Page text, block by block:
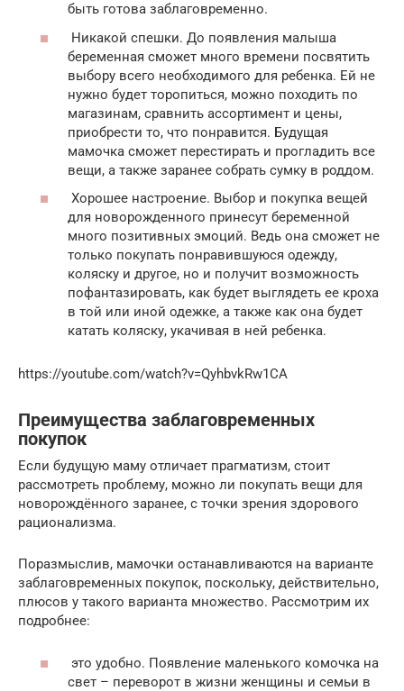
быть готова заблаговременно.
Никакой спешки. До появления малыша
беременная сможет много времени посвятить
выбору всего необходимого для ребенка. Ей не
нужно будет торопиться, можно походить по
магазинам, сравнить ассортимент и цены,
приобрести то, что понравится. Будущая
мамочка сможет перестирать и прогладить все
вещи, а также заранее собрать сумку в роддом.
Хорошее настроение. Выбор и покупка вещей
для новорожденного принесут беременной
много позитивных эмоций. Ведь она сможет не
только покупать понравившуюся одежду,
коляску и другое, но и получит возможность
пофантазировать, как будет выглядеть ее кроха
в той или иной одежке, а также как она будет
катать коляску, укачивая в ней ребенка.
https://youtube.com/watch?v=QyhbvkRw1CA
Преимущества заблаговременных
покупок
Если будущую маму отличает прагматизм, стоит
рассмотреть проблему, можно ли покупать вещи для
новорождённого заранее, с точки зрения здорового
рационализма.
Поразмыслив, мамочки останавливаются на варианте
заблаговременных покупок, поскольку, действительно,
плюсов у такого варианта множество. Рассмотрим их
подробнее:
это удобно. Появление маленького комочка на
свет – переворот в жизни женщины и семьи в